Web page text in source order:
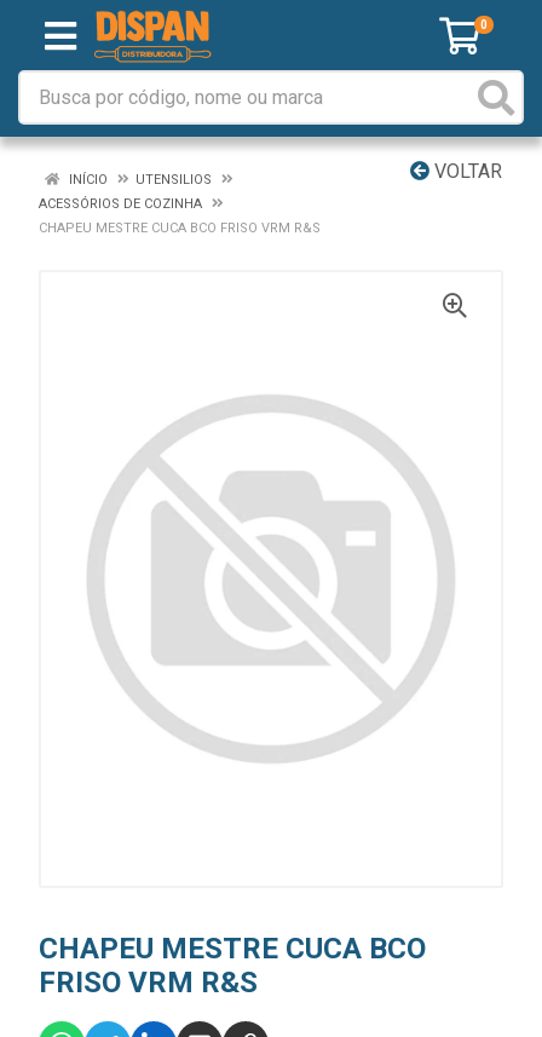
0
VOLTAR
INÍCIO
UTENSILIOS
ACESSÓRIOS DE COZINHA
CHAPEU MESTRE CUCA BCO FRISO VRM R&S
CHAPEU MESTRE CUCA BCO
FRISO VRM R&S